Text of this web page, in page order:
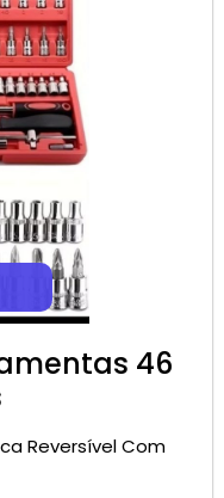
46
Reversível Com